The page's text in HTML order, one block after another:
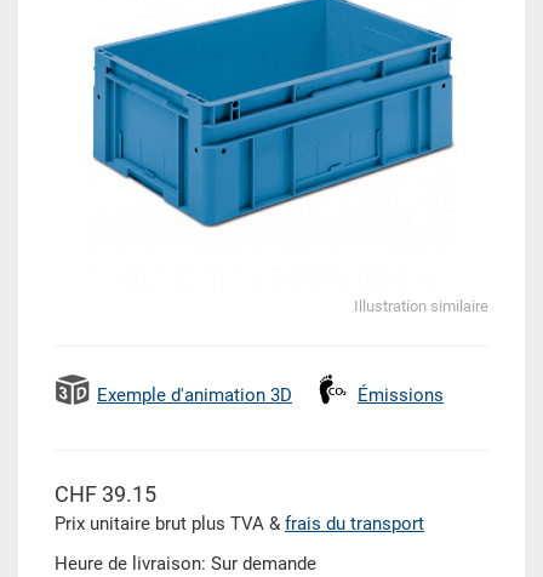
Illustration similaire
Exemple d'animation 3D Émissions
CHF 39.15
Prix unitaire brut plus TVA & frais du transport
Heure de livraison: Sur demande